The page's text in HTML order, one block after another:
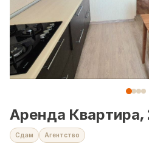
Аренда
Сдам Агентство